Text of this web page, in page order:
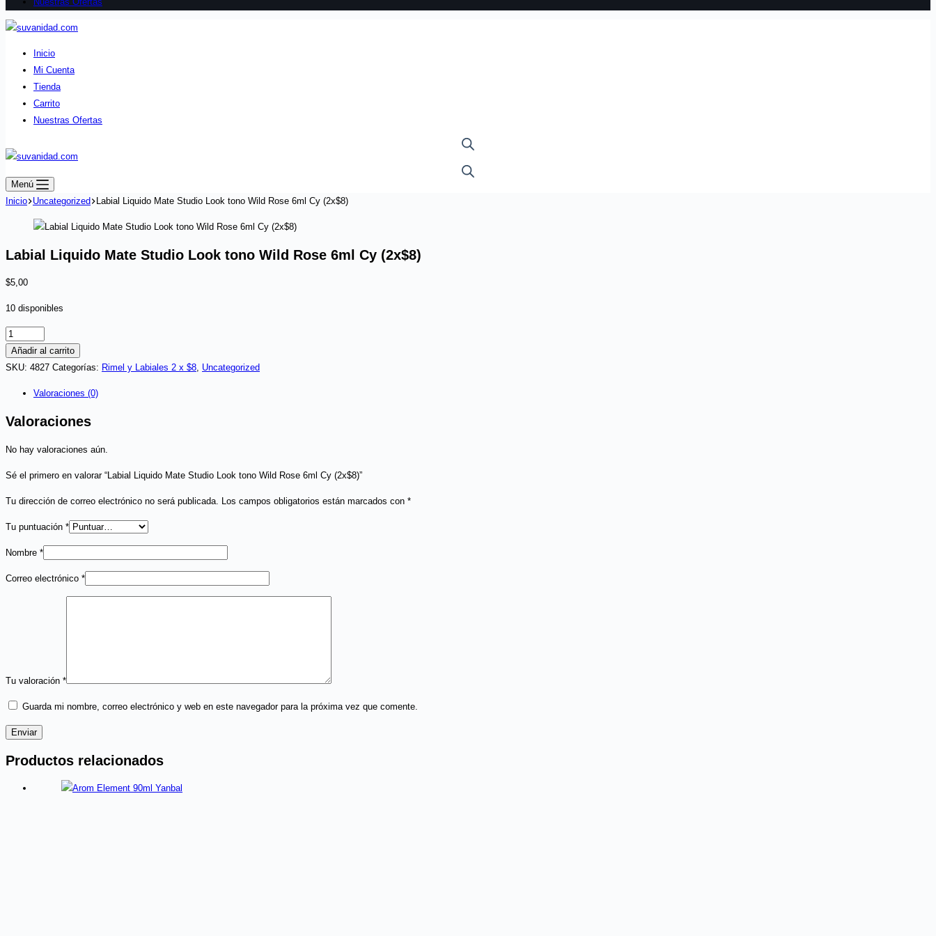
Inicio
Mi Cuenta
Tienda
Carrito
Nuestras Ofertas
Menú
Inicio Uncategorized Labial Liquido Mate Studio Look tono Wild Rose 6ml Cy (2x$8)
Labial Liquido Mate Studio Look tono Wild Rose 6ml Cy (2x$8)
$5,00
10 disponibles
Labial
Liquido
Mate
tono
Rose
(2x$8)
Añadir al carrito
SKU: 4827 Categorías: Rimel y Labiales 2 x $8, Uncategorized
Valoraciones (0)
Valoraciones
No hay valoraciones aún.
Sé el primero en valorar “Labial Liquido Mate Studio Look tono Wild Rose 6ml Cy (2x$8)”
Tu dirección de correo electrónico no será publicada. Los campos obligatorios están marcados con *
Tu puntuación *
Nombre *
Correo electrónico *
Tu valoración *
Guarda mi nombre, correo electrónico y web en este navegador para la próxima vez que comente.
Enviar
Productos relacionados